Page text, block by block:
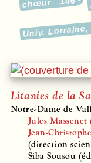
chœur
Univ.
Litanies de la
Notre-Dame de
Jules Massenet
Jean-
(direction
Siba Sousou